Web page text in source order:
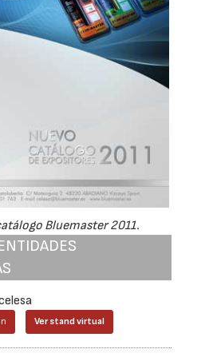
Bluemaster 2011.
Ver stand virtual